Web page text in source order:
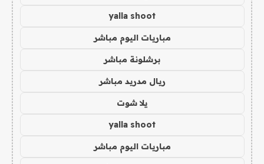
yalla shoot
مباريات اليوم مباشر
برشلونة مباشر
ريال مدريد مباشر
يلا شوت
yalla shoot
مباريات اليوم مباشر